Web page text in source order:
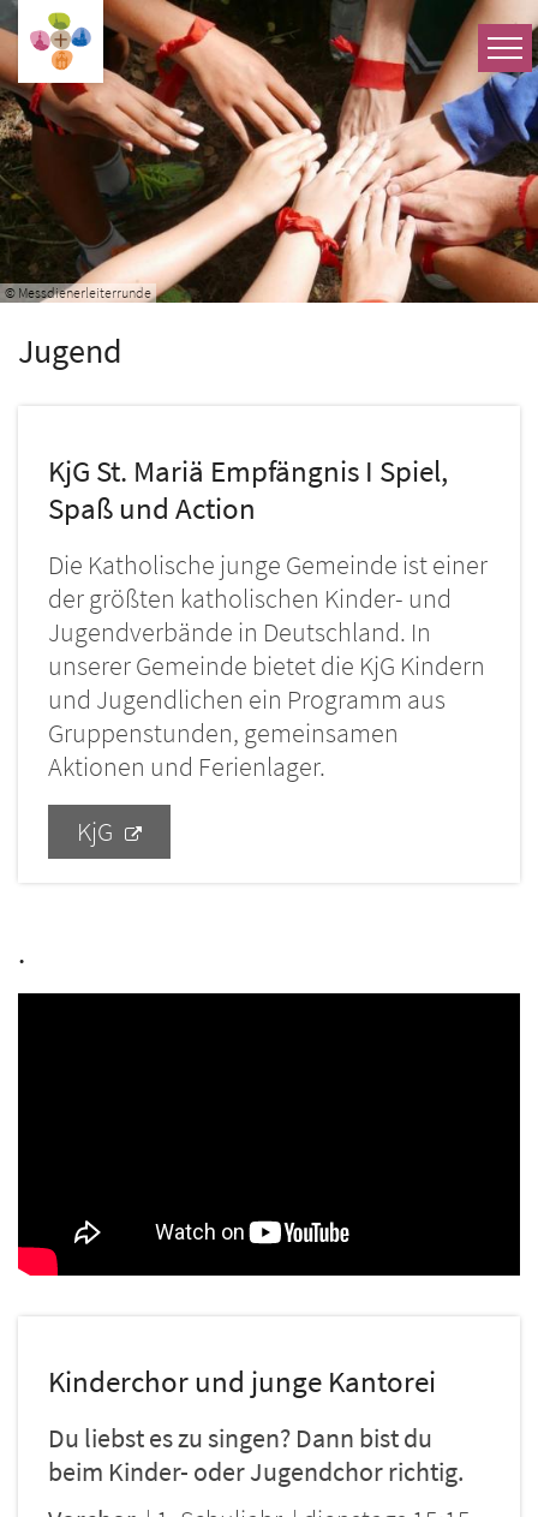
Zum Inhalt springen
© Messdienerleiterrunde
Jugend
KjG St. Mariä Empfängnis I Spiel,
Spaß und Action
Die Katholische junge Gemeinde ist einer
der größten katholischen Kinder- und
Jugendverbände in Deutschland. In
unserer Gemeinde bietet die KjG Kindern
und Jugendlichen ein Programm aus
Gruppenstunden, gemeinsamen
Aktionen und Ferienlager.
KjG
.
Kinderchor und junge Kantorei
Du liebst es zu singen? Dann bist du
beim Kinder- oder Jugendchor richtig.